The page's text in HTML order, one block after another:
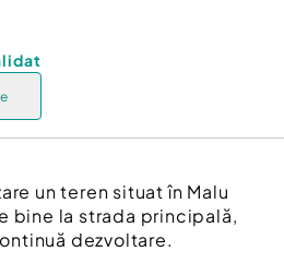
un teren situat în Malu
bine la strada principală,
dezvoltare.